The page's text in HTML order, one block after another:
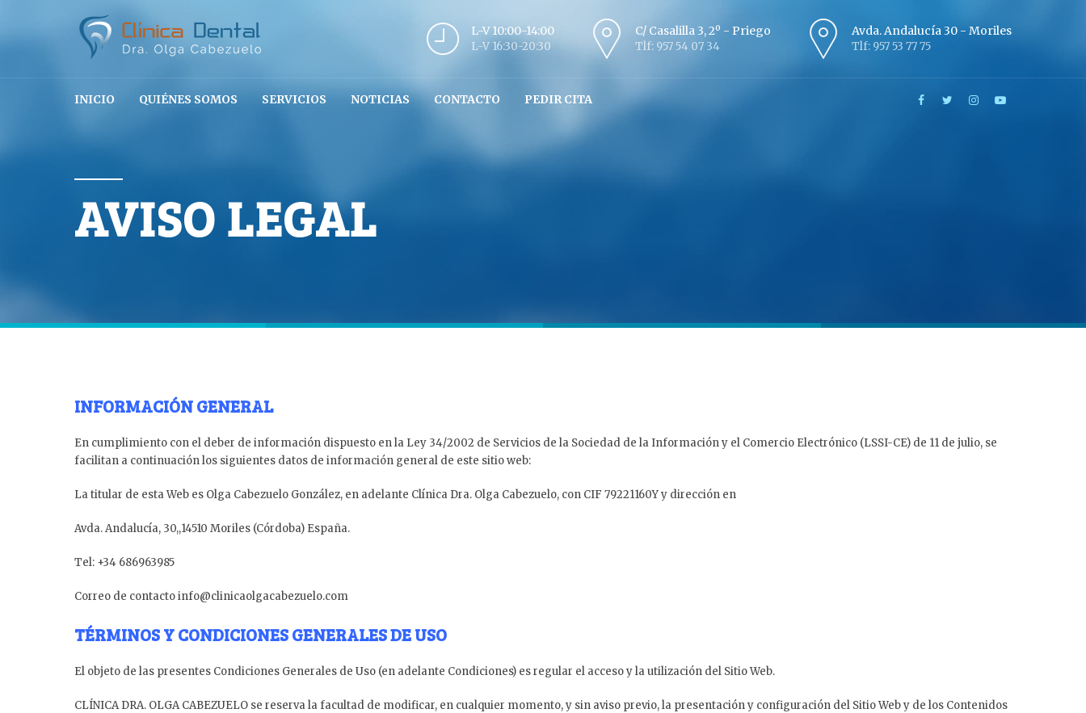
L-V 10:00-14:00
L-V 16:30-20:30
C/ Casalilla 3, 2º - Priego
Tlf: 957 54 07 34
Avda. Andalucía 30 - Moriles
Tlf: 957 53 77 75
INICIO QUIÉNES SOMOS SERVICIOS NOTICIAS CONTACTO PEDIR CITA
AVISO LEGAL
INFORMACIÓN GENERAL
En cumplimiento con el deber de información dispuesto en la Ley 34/2002 de Servicios de la Sociedad de la Información y el Comercio Electrónico (LSSI-CE) de 11 de julio, se
facilitan a continuación los siguientes datos de información general de este sitio web:
La titular de esta Web es Olga Cabezuelo González, en adelante Clínica Dra. Olga Cabezuelo, con CIF 79221160Y y dirección en
Avda. Andalucía, 30,,14510 Moriles (Córdoba) España.
Tel: +34 686963985
Correo de contacto info@clinicaolgacabezuelo.com
TÉRMINOS Y CONDICIONES GENERALES DE USO
El objeto de las presentes Condiciones Generales de Uso (en adelante Condiciones) es regular el acceso y la utilización del Sitio Web.
CLÍNICA DRA. OLGA CABEZUELO se reserva la facultad de modificar, en cualquier momento, y sin aviso previo, la presentación y configuración del Sitio Web y de los Contenidos